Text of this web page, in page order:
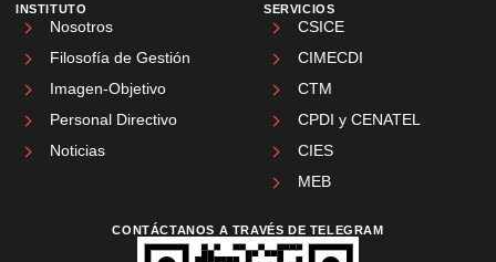
INSTITUTO
Nosotros
Filosofía de Gestión
Imagen-Objetivo
Personal Directivo
Noticias
SERVICIOS
CSICE
CIMECDI
CTM
CPDI y CENATEL
CIES
MEB
CONTÁCTANOS A TRAVÉS DE TELEGRAM